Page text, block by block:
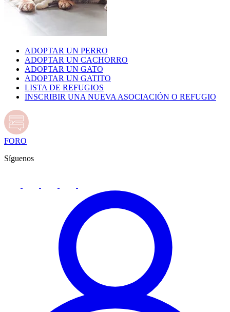
ADOPTAR UN PERRO
ADOPTAR UN CACHORRO
ADOPTAR UN GATO
ADOPTAR UN GATITO
LISTA DE REFUGIOS
INSCRIBIR UNA NUEVA ASOCIACIÓN O REFUGIO
FORO
Síguenos